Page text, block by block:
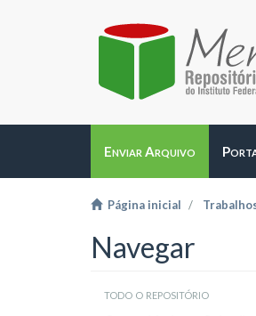
Enviar Arquivo
Página inicial
Navegar
todo o repositório